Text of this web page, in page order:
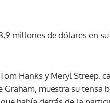
millones de dólares en
Hanks y Meryl Streep,
muestra su tensa